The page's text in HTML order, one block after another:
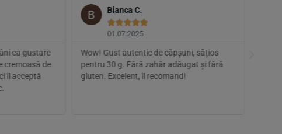
ca gustare
cremoasă de
îl acceptă
Bianca C.

01.07.2025
Wow! Gust autentic de căpșuni, sățios
pentru 30 g. Fără zahăr adăugat și fără
gluten. Excelent, îl recomand!